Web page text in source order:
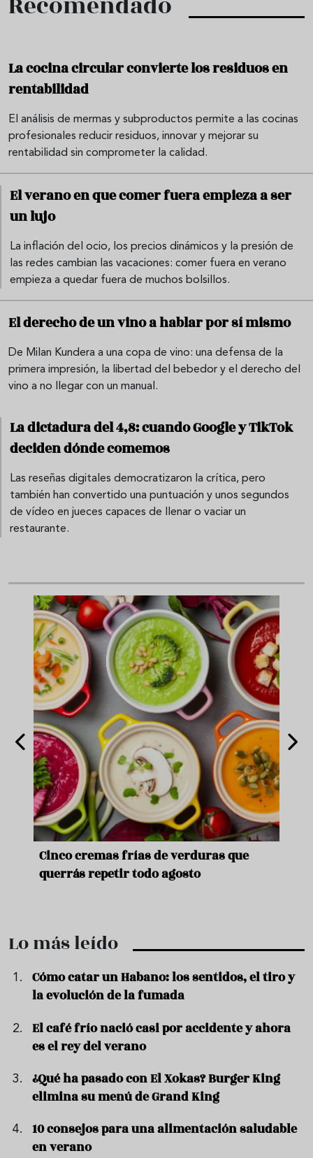
La cocina circular convierte los residuos en
rentabilidad
El análisis de mermas y subproductos permite a las cocinas
profesionales reducir residuos, innovar y mejorar su
rentabilidad sin comprometer la calidad.
El verano en que comer fuera empieza a ser
un lujo
La inflación del ocio, los precios dinámicos y la presión de
las redes cambian las vacaciones: comer fuera en verano
empieza a quedar fuera de muchos bolsillos.
El derecho de un vino a hablar por sí mismo
De Milan Kundera a una copa de vino: una defensa de la
primera impresión, la libertad del bebedor y el derecho del
vino a no llegar con un manual.
La dictadura del 4,8: cuando Google y TikTok
deciden dónde comemos
Las reseñas digitales democratizaron la crítica, pero
también han convertido una puntuación y unos segundos
de vídeo en jueces capaces de llenar o vaciar un
restaurante.
Ni sangría ni tinto de verano: aprende a
preparar granizado de vino especiado
Lo más leído
Cómo catar un Habano: los sentidos, el tiro y
la evolución de la fumada
El café frío nació casi por accidente y ahora
es el rey del verano
¿Qué ha pasado con El Xokas? Burger King
elimina su menú de Grand King
10 consejos para una alimentación saludable
en verano